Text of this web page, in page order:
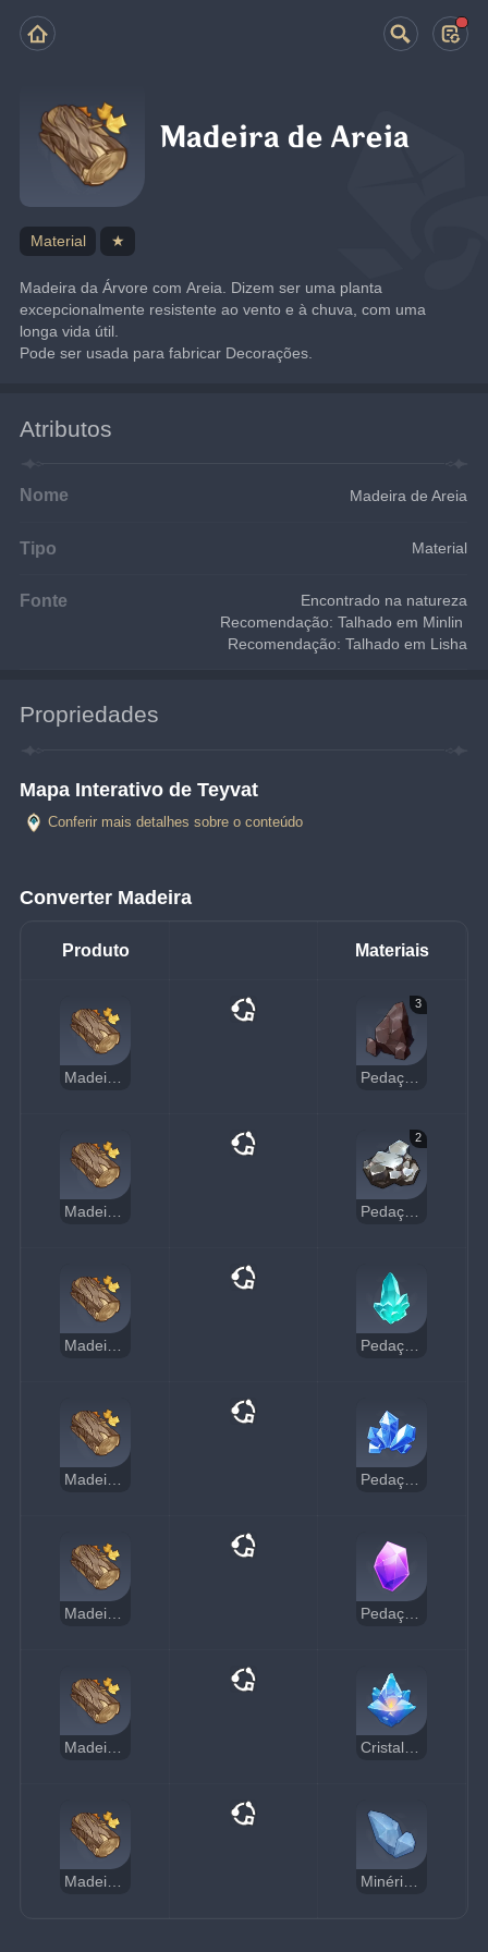
Madeira de Areia
Material ★
Madeira da Árvore com Areia. Dizem ser uma planta
excepcionalmente resistente ao vento e à chuva, com uma
longa vida útil.
Pode ser usada para fabricar Decorações.
Atributos
Nome Madeira de Areia
Tipo Material
Fonte
Encontrado na natureza
Recomendação: Talhado em Minlin
Recomendação: Talhado em Lisha
Propriedades
Mapa Interativo de Teyvat
Conferir mais detalhes sobre o conteúdo
Converter Madeira
Produto Materiais
Madeira de Areia
3
Pedaço de Ferro
Madeira de Areia
2
Pedaço de Ferro Branco
Madeira de Areia Pedaço de Cristal
Madeira de Areia Pedaço de Cristal Mágico
Madeira de Areia Pedaço de Ametista
Madeira de Areia
Madeira de Areia Minério de Prata Estrelada